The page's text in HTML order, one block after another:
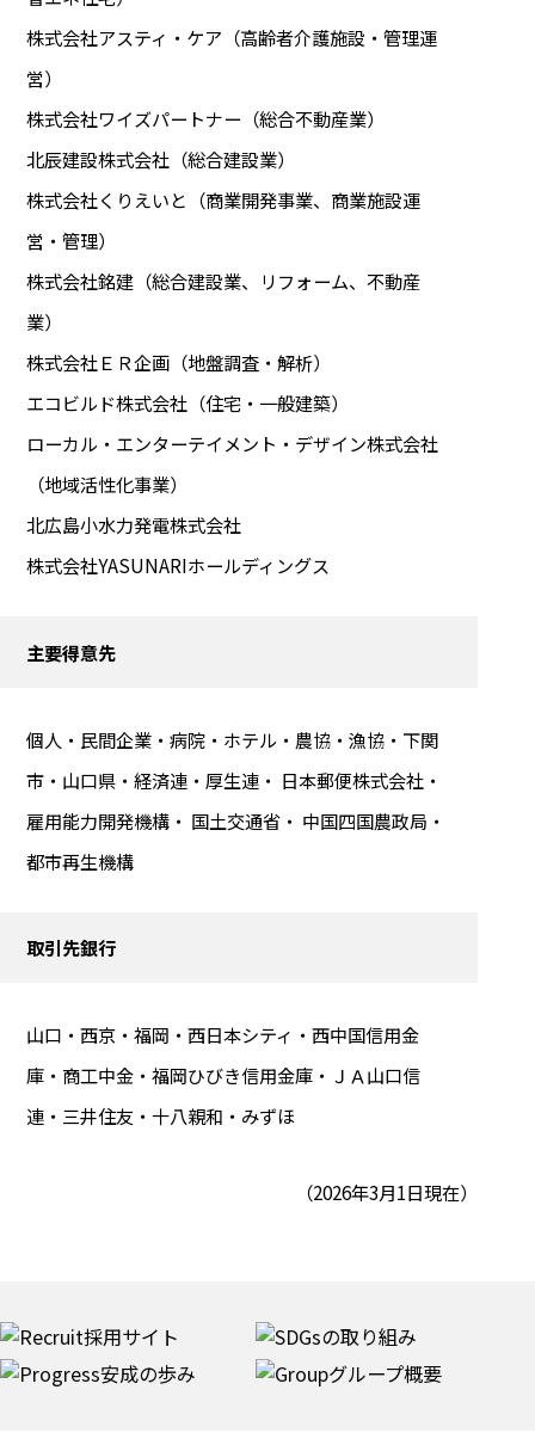
株式会社アスティ・ケア（高齢者介護施設・管理運
営）
株式会社ワイズパートナー（総合不動産業）
北辰建設株式会社（総合建設業）
株式会社くりえいと（商業開発事業、商業施設運
営・管理）
株式会社銘建（総合建設業、リフォーム、不動産
業）
株式会社ＥＲ企画（地盤調査・解析）
エコビルド株式会社（住宅・一般建築）
ローカル・エンターテイメント・デザイン株式会社
（地域活性化事業）
北広島小水力発電株式会社
株式会社YASUNARIホールディングス
主要得意先
個人・民間企業・病院・ホテル・農協・漁協・下関
市・山口県・経済連・厚生連・ 日本郵便株式会社・
雇用能力開発機構・ 国土交通省・ 中国四国農政局・
都市再生機構
取引先銀行
山口・西京・福岡・西日本シティ・西中国信用金
庫・商工中金・福岡ひびき信用金庫・ＪＡ山口信
連・三井住友・十八親和・みずほ
（2026年3月1日現在）